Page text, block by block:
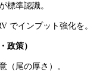
標準認識。
でインプット強化を。
政策）
（尾の厚さ）。